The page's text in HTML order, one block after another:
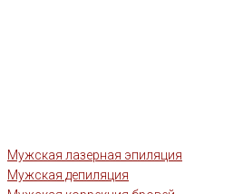
Мужская лазерная эпиляция
Мужская депиляция